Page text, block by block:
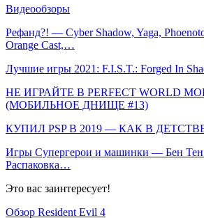
Видеообзоры
Рефанд?! — Cyber Shadow, Yaga,
Orange Cast,…
Лучшие игры 2021: F.I.S.T.: Forged In
НЕ ИГРАЙТЕ В PERFECT WORLD
(МОБИЛЬНОЕ ДНИЩЕ #13)
КУПИЛ PSP В 2019 — КАК В
Игры Супергерои и машинки — Бен Тен
Распаковка…
Это вас заинтересует!
Обзор Resident Evil 4